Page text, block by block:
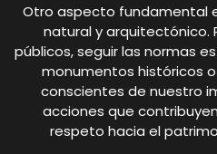
Otro aspecto fundamental
natural y arquitectónico.
públicos, seguir las normas
monumentos históricos
conscientes de nuestro
acciones que
respeto hacia el